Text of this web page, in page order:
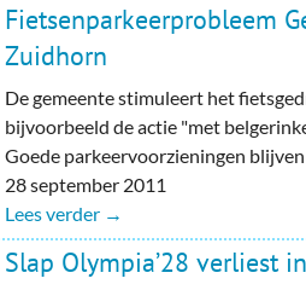
Fietsenparkeerprobleem
Zuidhorn
De gemeente stimuleert het
bijvoorbeeld de actie "met
Goede parkeervoorzieningen
28 september 2011
Lees verder →
Slap Olympia’28 verliest